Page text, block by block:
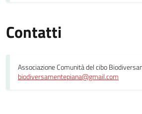
Contatti
Associazione Comunità del cibo
biodiversamentepiana@gmail.com